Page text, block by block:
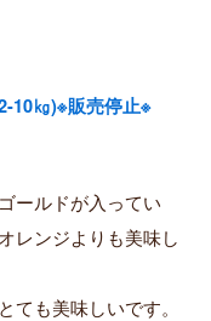
10㎏)※販売停止※
ールドが入ってい
レンジよりも美味し
ても美味しいです。